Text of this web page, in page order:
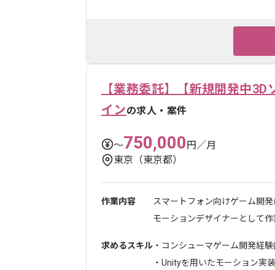
【業務委託】【新規開発中
インの求人・案件
〜750,000円／月
東京（東京都）
作業内容
スマートフォン向けゲーム開
モーションデザイナーとして作
求めるスキル ・コンシューマゲーム開発経
・Unityを用いたモーション実